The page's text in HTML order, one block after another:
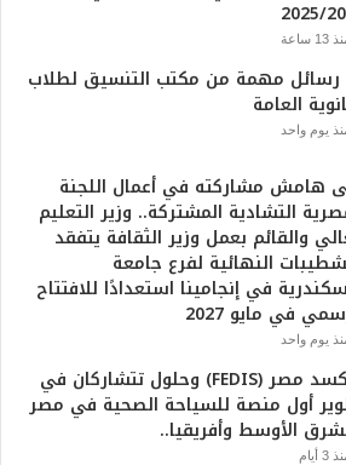
2025/
13 ساعة
رسائل مهمة من مكتب التنسيق لطلاب
العامة
يوم واحد
هامش مشاركته في أعمال اللجنة
التشادية المشتركة.. وزير التعليم
والقائم بعمل وزير الثقافة يتفقد
النهائية لفرع جامعة
في إنجامينا استعدادًا للافتتاح
في مايو 2027
يوم واحد
فيكسد مصر (FEDIS) وحلول تتشاركان في
أول منصة للسياحة الصحية في مصر
الأوسط وأفريقيا..
3 أيام